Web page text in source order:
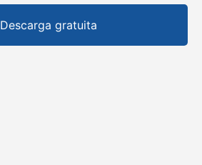
Descarga gratuita